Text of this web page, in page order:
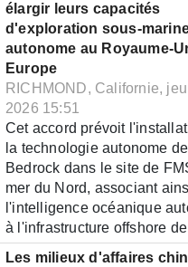
élargir leurs capacités
d'exploration sous-
autonome au Royaume-
Europe
RICHMOND, Californie,
2026 15:51
Cet accord prévoit
la technologie autonome de
Bedrock dans le site de
mer du Nord, associant
l'intelligence océanique
à l'infrastructure offshore
Les milieux d'affaires